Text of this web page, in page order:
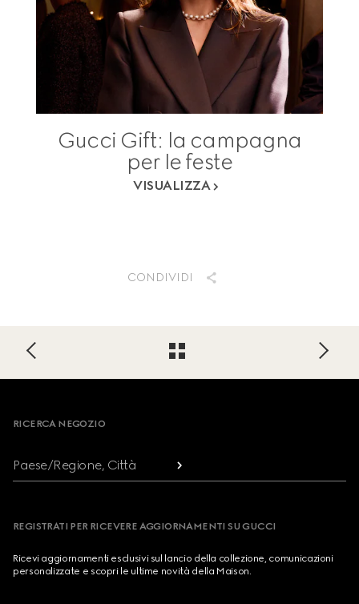
Gucci Gift: la campagna
per le feste
VISUALIZZA
CONDIVIDI
RICERCA NEGOZIO
Paese/Regione, Città
REGISTRATI PER RICEVERE AGGIORNAMENTI SU GUCCI
Ricevi aggiornamenti esclusivi sul lancio della collezione, comunicazioni
personalizzate e scopri le ultime novità della Maison.